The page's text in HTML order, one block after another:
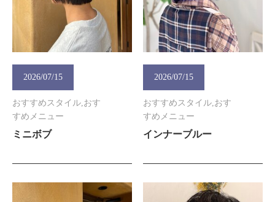
2026/07/15
おすすめスタイル,おす
すめメニュー
ミニボブ
2026/07/15
おすすめスタイル,おす
すめメニュー
インナーブルー